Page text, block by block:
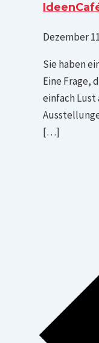
Dezember
Sie haben
Eine Frage,
einfach Lust
[…]